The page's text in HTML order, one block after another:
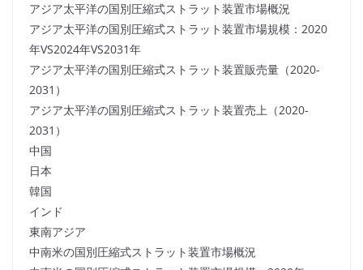
アジア太平洋の国別圧縮式ストラット装置市場概況
アジア太平洋の国別圧縮式ストラット装置市場規模：2020
年VS2024年VS2031年
アジア太平洋の国別圧縮式ストラット装置販売量（2020-
2031）
アジア太平洋の国別圧縮式ストラット装置売上（2020-
2031）
中国
日本
韓国
インド
東南アジア
中南米の国別圧縮式ストラット装置市場概況